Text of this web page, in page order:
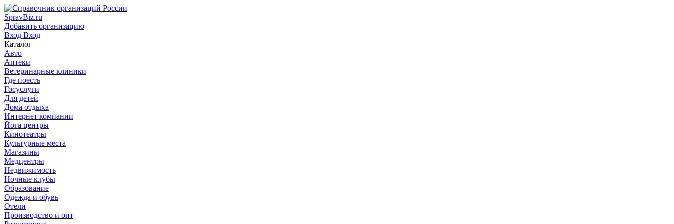
SpravBiz.ru
Добавить организацию
Вход Вход
Каталог
Авто
Аптеки
Ветеринарные клиники
Где поесть
Госуслуги
Для детей
Дома отдыха
Интернет компании
Йога центры
Кинотеатры
Культурные места
Магазины
Медцентры
Недвижимость
Ночные клубы
Образование
Одежда и обувь
Отели
Производство и опт